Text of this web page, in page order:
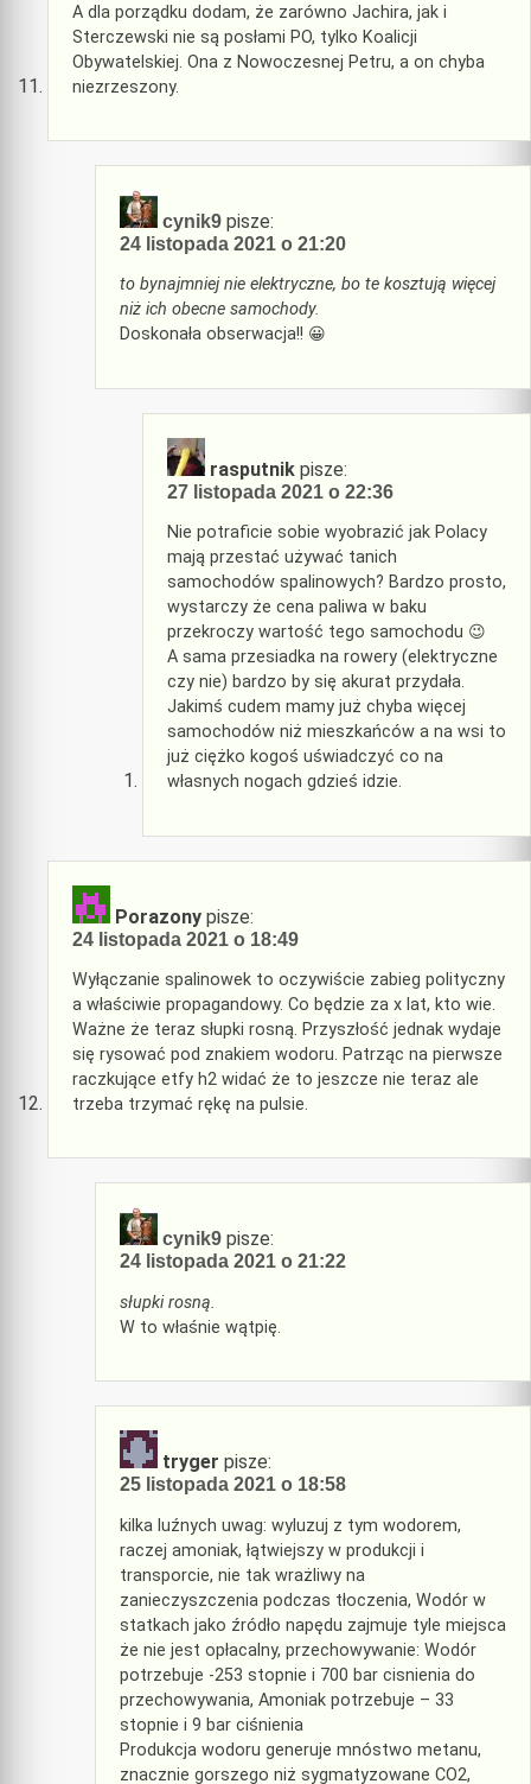
A dla porządku dodam, że zarówno Jachira, jak i
Sterczewski nie są posłami PO, tylko Koalicji
Obywatelskiej. Ona z Nowoczesnej Petru, a on chyba
niezrzeszony.
cynik9 pisze:
24 listopada 2021 o 21:20
to bynajmniej nie elektryczne, bo te kosztują więcej
niż ich obecne samochody.
Doskonała obserwacja!! 😀
rasputnik pisze:
27 listopada 2021 o 22:36
Nie potraficie sobie wyobrazić jak Polacy
mają przestać używać tanich
samochodów spalinowych? Bardzo prosto,
wystarczy że cena paliwa w baku
przekroczy wartość tego samochodu 😉
A sama przesiadka na rowery (elektryczne
czy nie) bardzo by się akurat przydała.
Jakimś cudem mamy już chyba więcej
samochodów niż mieszkańców a na wsi to
już ciężko kogoś uświadczyć co na
własnych nogach gdzieś idzie.
Porazony pisze:
24 listopada 2021 o 18:49
Wyłączanie spalinowek to oczywiście zabieg polityczny
a właściwie propagandowy. Co będzie za x lat, kto wie.
Ważne że teraz słupki rosną. Przyszłość jednak wydaje
się rysować pod znakiem wodoru. Patrząc na pierwsze
raczkujące etfy h2 widać że to jeszcze nie teraz ale
trzeba trzymać rękę na pulsie.
cynik9 pisze:
24 listopada 2021 o 21:22
słupki rosną.
W to właśnie wątpię.
tryger pisze:
25 listopada 2021 o 18:58
kilka luźnych uwag: wyluzuj z tym wodorem,
raczej amoniak, łątwiejszy w produkcji i
transporcie, nie tak wrażliwy na
zanieczyszczenia podczas tłoczenia, Wodór w
statkach jako źródło napędu zajmuje tyle miejsca
że nie jest opłacalny, przechowywanie: Wodór
potrzebuje -253 stopnie i 700 bar cisnienia do
przechowywania, Amoniak potrzebuje – 33
stopnie i 9 bar ciśnienia
Produkcja wodoru generuje mnóstwo metanu,
znacznie gorszego niż sygmatyzowane CO2,